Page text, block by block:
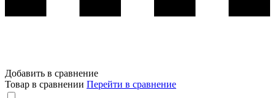
Добавить в сравнение
Товар в сравнении Перейти в сравнение